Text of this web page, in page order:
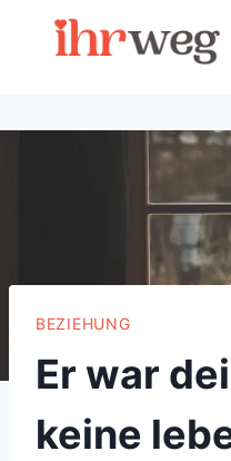
BEZIEHUNG
Er war
keine